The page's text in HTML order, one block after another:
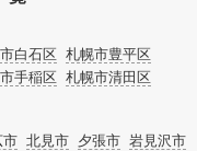
などお役立ち情報も豊富なの
白石区 札幌市豊平区
手稲区 札幌市清田区
市 北見市 夕張市 岩見沢市